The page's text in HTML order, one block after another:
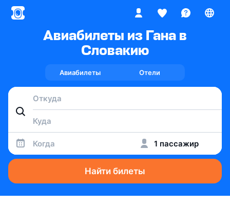
Авиабилеты из Гана в
Словакию
Авиабилеты Отели
Когда 1 пассажир
Найти билеты